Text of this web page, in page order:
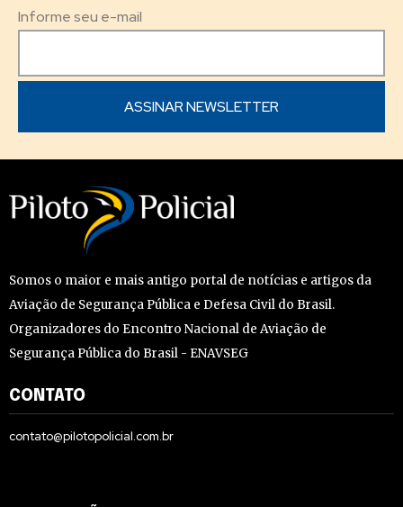
Informe seu e-mail
Somos o maior e mais antigo portal de notícias e artigos da
Aviação de Segurança Pública e Defesa Civil do Brasil.
Organizadores do Encontro Nacional de Aviação de
Segurança Pública do Brasil - ENAVSEG
CONTATO
contato@pilotopolicial.com.br